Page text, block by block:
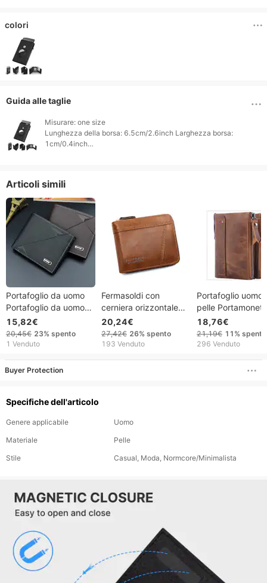
colori
Guida alle taglie
Misurare: one size
Lunghezza della borsa: 6.5cm/2.6inch Larghezza borsa:
1cm/0.4inch
Articoli simili
Portafoglio da uomo
Portafoglio da uomo
corto multi-card
fashion casual
Portafoglio da uomo
morbido a tre pieghe
15,82€
20,45€ 23% spento
1 Venduto
Fermasoldi con
cerniera orizzontale
per portafoglio corto
da uomo nuovo
Fermasoldi multi-carta
20,24€
27,42€ 26% spento
193 Venduto
Portafoglio uomo
pelle Portamonete
moda corto Crazy
Horse fermasoldi
vacchetta con
18,76€
21,19€ 11% spento
296 Venduto
Buyer Protection
Specifiche dell'articolo
Genere applicabile
Uomo
Materiale
Pelle
Stile
Casual, Moda, Normcore/Minimalista